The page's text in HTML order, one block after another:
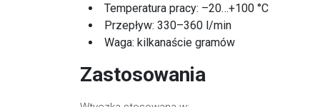
Temperatura pracy: –20…+100 °C
Przepływ: 330–360 l/min
Waga: kilkanaście gramów
Zastosowania